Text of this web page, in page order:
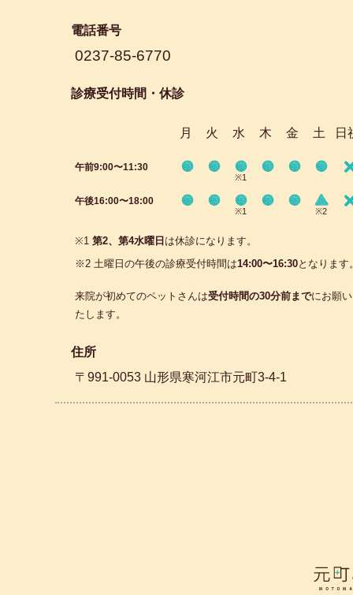
電話番号
0237-85-6770
診療受付時間・休診
月 火 水 木 金 土 日
午前9:00〜11:30
※1
午後16:00〜18:00
※1 ※2
※1 第2、第4水曜日 は休診になります。
※2 土曜日の午後の診療受付時間は14:00〜16:30となります
来院が初めてのペットさんは受付時間の30分前までにお願
たします。
住所
〒991-0053 山形県寒河江市元町3-4-1